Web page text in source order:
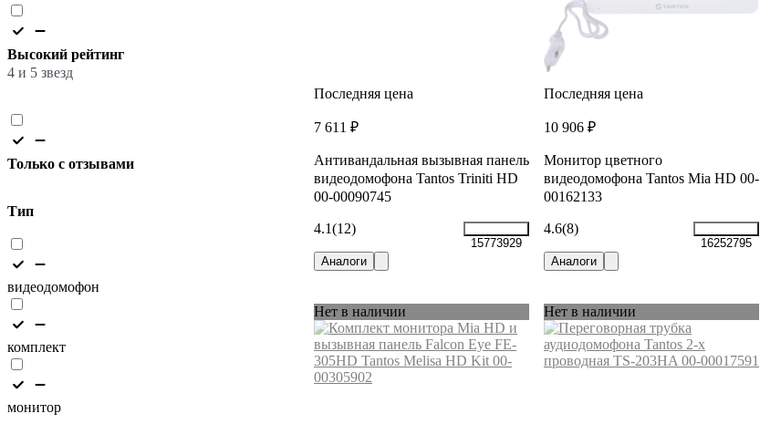
Высокий рейтинг
4 и 5 звезд
Только с отзывами
Тип
видеодомофон
комплект
монитор
Последняя цена
7 611 ₽
Антивандальная вызывная панель
видеодомофона Tantos Triniti HD
00-00090745
4.1(12)
15773929
Аналоги
Последняя цена
10 906 ₽
Монитор цветного
видеодомофона Tantos Mia HD 00-
00162133
4.6(8)
16252795
Аналоги
Нет в наличии Нет в наличии